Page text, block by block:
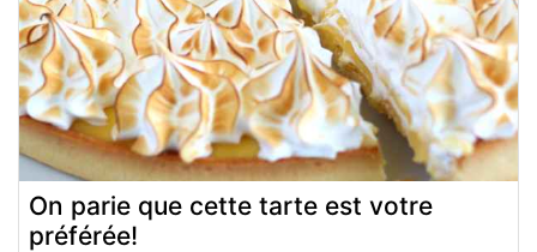
On parie que cette tarte est votre
préférée!